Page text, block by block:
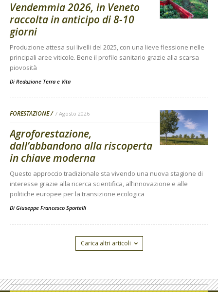
Vendemmia 2026, in Veneto
raccolta in anticipo di 8-10
giorni
Produzione attesa sui livelli del 2025, con una lieve flessione nelle
principali aree viticole. Bene il profilo sanitario grazie alla scarsa
piovosità
Di Redazione Terra e Vita
FORESTAZIONE 7 Agosto 2026
Agroforestazione,
dall’abbandono alla riscoperta
in chiave moderna
Questo approccio tradizionale sta vivendo una nuova stagione di
interesse grazie alla ricerca scientifica, all’innovazione e alle
politiche europee per la transizione ecologica
Di Giuseppe Francesco Sportelli
Carica altri articoli